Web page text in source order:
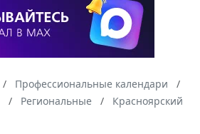
Профессиональные календари
Региональные
Красноярский